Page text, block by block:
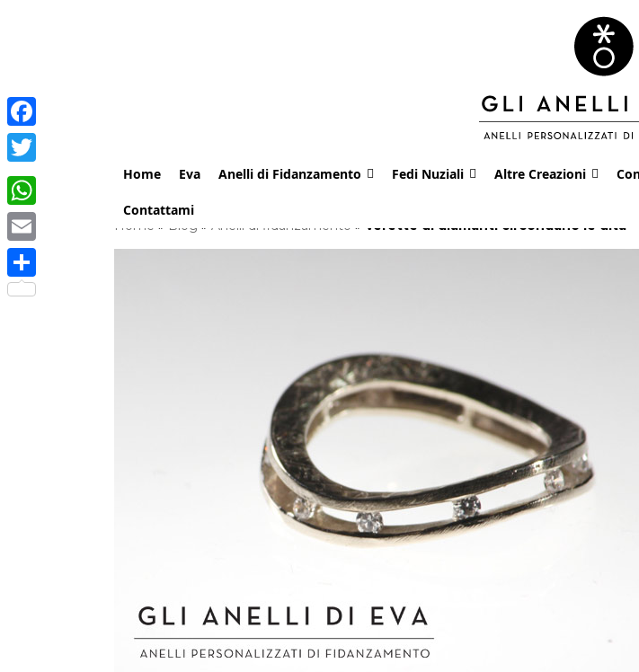
Home Eva Anelli di Fidanzamento Fedi Nuziali Altre Creazioni
Contattami
Home » Blog » Anelli di fidanzamento » Verette di diamanti circondano le dita
Facebook
Twitter
WhatsApp
Email
Share